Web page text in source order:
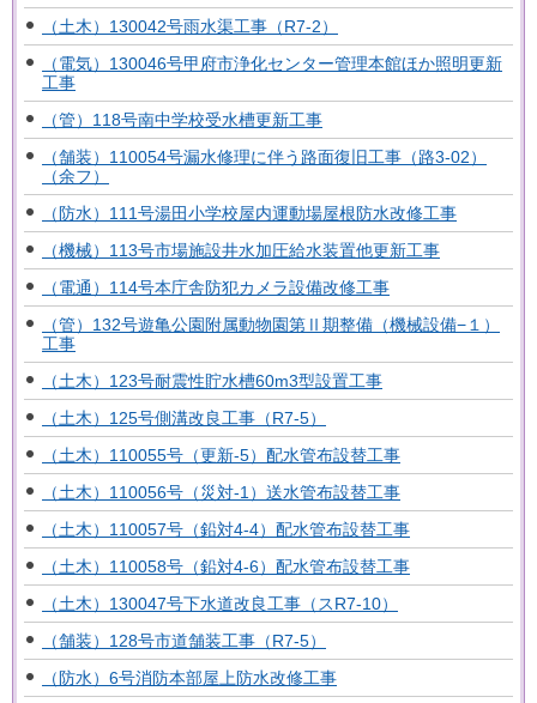
（土木）130042号雨水渠工事（R7-2）
（電気）130046号甲府市浄化センター管理本館ほか照明更新
工事
（管）118号南中学校受水槽更新工事
（舗装）110054号漏水修理に伴う路面復旧工事（路3-02）
（余フ）
（防水）111号湯田小学校屋内運動場屋根防水改修工事
（機械）113号市場施設井水加圧給水装置他更新工事
（電通）114号本庁舎防犯カメラ設備改修工事
（管）132号遊亀公園附属動物園第Ⅱ期整備（機械設備−１）
工事
（土木）123号耐震性貯水槽60m3型設置工事
（土木）125号側溝改良工事（R7-5）
（土木）110055号（更新-5）配水管布設替工事
（土木）110056号（災対-1）送水管布設替工事
（土木）110057号（鉛対4-4）配水管布設替工事
（土木）110058号（鉛対4-6）配水管布設替工事
（土木）130047号下水道改良工事（スR7-10）
（舗装）128号市道舗装工事（R7-5）
（防水）6号消防本部屋上防水改修工事